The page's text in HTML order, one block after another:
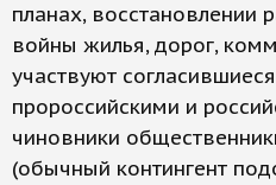
планах, восстановлении
войны жилья, дорог,
участвуют
пророссийскими и
чиновники
(обычный контингент